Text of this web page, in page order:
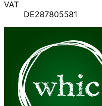
VAT
DE287805581